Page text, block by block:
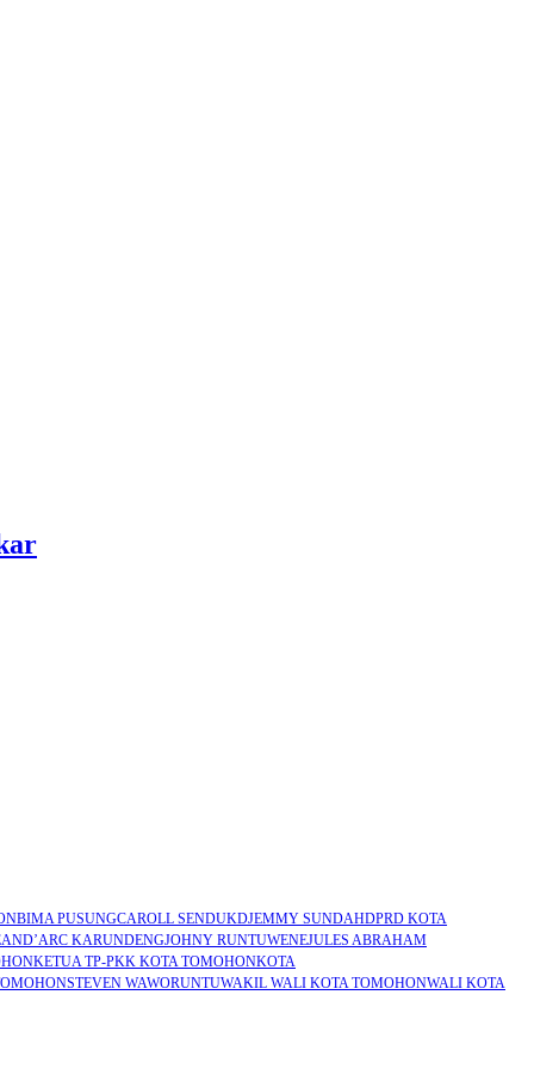
BIMA PUSUNGCAROLL SENDUKDJEMMY SUNDAHDPRD KOTA
KARUNDENGJOHNY RUNTUWENEJULES ABRAHAM
KETUA TP-PKK KOTA TOMOHONKOTA
STEVEN WAWORUNTUWAKIL WALI KOTA TOMOHONWALI KOTA